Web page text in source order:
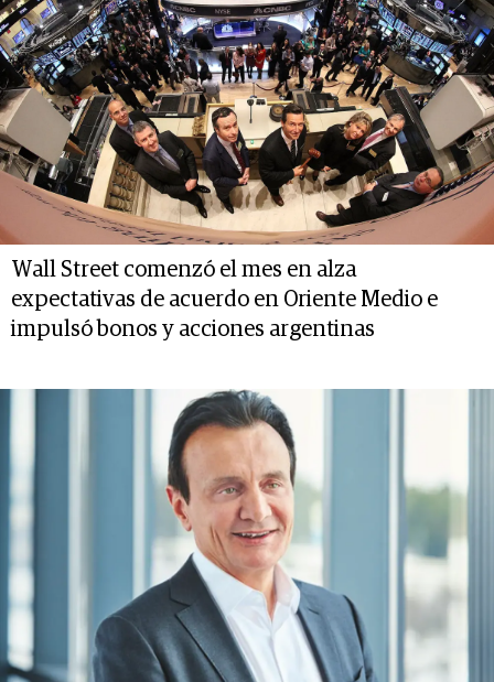
Wall Street comenzó el mes en alza
expectativas de acuerdo en Oriente Medio e
impulsó bonos y acciones argentinas